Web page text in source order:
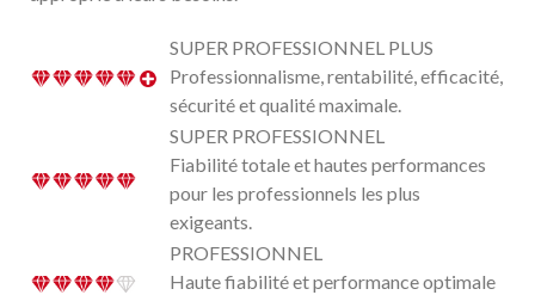
SUPER PROFESSIONNEL PLUS
Professionnalisme, rentabilité, efficacité,
sécurité et qualité maximale.
SUPER PROFESSIONNEL
Fiabilité totale et hautes performances
pour les professionnels les plus
exigeants.
PROFESSIONNEL
Haute fiabilité et performance optimale